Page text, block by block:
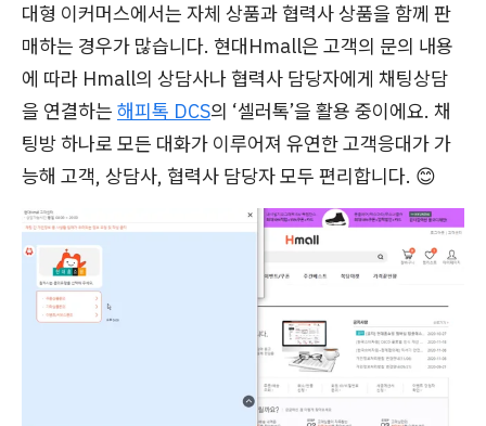
대형 이커머스에서는 자체 상품과 협력사 상품을 함께 판
매하는 경우가 많습니다. 현대Hmall은 고객의 문의 내용
에 따라 Hmall의 상담사나 협력사 담당자에게 채팅상담
을 연결하는 해피톡 DCS의 ‘셀러톡’을 활용 중이에요. 채
팅방 하나로 모든 대화가 이루어져 유연한 고객응대가 가
능해 고객, 상담사, 협력사 담당자 모두 편리합니다. 😊